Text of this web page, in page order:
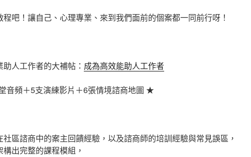
程吧！讓自己、心理專業、來到我們面前的個案都一同前行呀！
助人工作者的大補帖： 成為高效能助人工作者
音頻＋5支演練影片＋6張情境諮商地圖 ★
社區諮商中的案主回饋經驗，以及諮商師的培訓經驗與常見誤區，
構出完整的課程模組，